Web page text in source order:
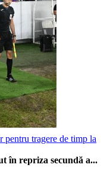
pentru tragere de timp la
în repriza secundă a...